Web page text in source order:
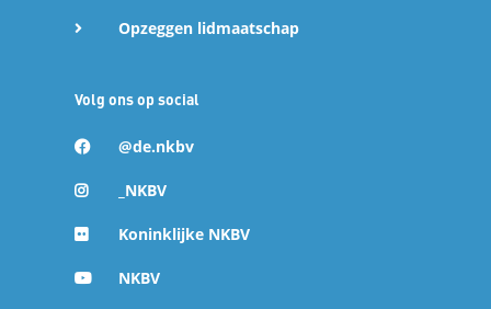
Opzeggen lidmaatschap
Volg ons op social
@de.nkbv
_NKBV
Koninklijke NKBV
NKBV